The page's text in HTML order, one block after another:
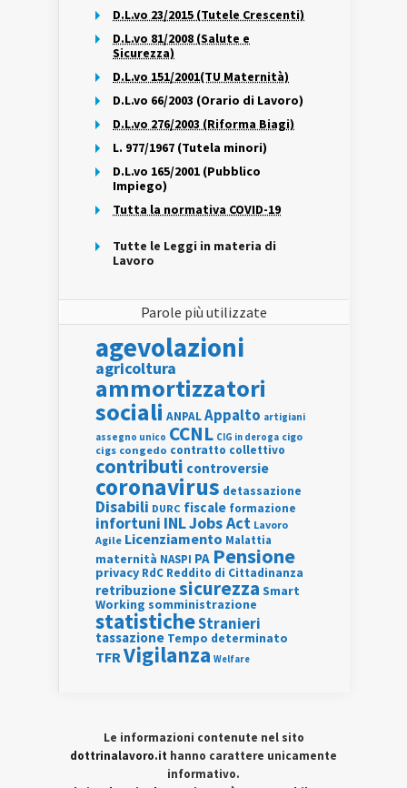
D.L.vo 23/2015 (Tutele Crescenti)
D.L.vo 81/2008 (Salute e
Sicurezza)
D.L.vo 151/2001(TU Maternità)
D.L.vo 66/2003 (Orario di Lavoro)
D.L.vo 276/2003 (Riforma Biagi)
L. 977/1967 (Tutela minori)
D.L.vo 165/2001 (Pubblico
Impiego)
Tutta la normativa COVID-19
Tutte le Leggi in materia di
Lavoro
Parole più utilizzate
agevolazioni
agricoltura
ammortizzatori
sociali ANPALAppalto artigiani
assegno unico CCNL CIG in deroga cigo
cigs congedo contratto collettivo
contributi controversie
coronavirus detassazione
Disabili DURC fiscale formazione
infortuni INLJobs Act Lavoro
Agile Licenziamento Malattia
maternità NASPI PA Pensione
privacy RdC Reddito di Cittadinanza
retribuzionesicurezza Smart
Working somministrazione
statisticheStranieri
tassazione Tempo determinato
TFRVigilanza Welfare
Le informazioni contenute nel sito
dottrinalavoro.it hanno carattere unicamente
informativo.